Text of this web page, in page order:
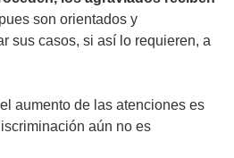
pues son orientados y
sus casos, si así lo requieren, a
aumento de las atenciones es
aún no es